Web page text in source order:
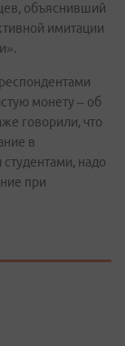
объяснивший
имитации
монету – об
говорили, что
в
надо
при